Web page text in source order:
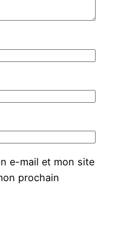
e-mail et mon site
prochain